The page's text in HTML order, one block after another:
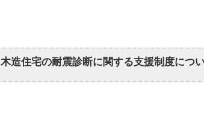
木造住宅の耐震診断に関する支援制度につ